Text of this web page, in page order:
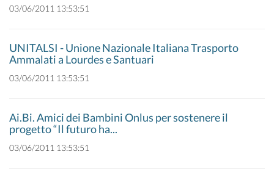
03/06/2011 13:53:51
UNITALSI - Unione Nazionale Italiana Trasporto
Ammalati a Lourdes e Santuari
03/06/2011 13:53:51
Ai.Bi. Amici dei Bambini Onlus per sostenere il
progetto “Il futuro ha...
03/06/2011 13:53:51